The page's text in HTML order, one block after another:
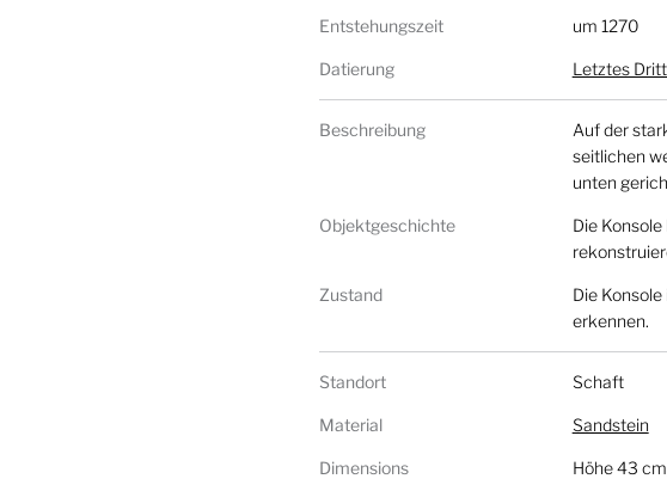
Entstehungszeit um 1270
Datierung Letztes
Beschreibung
Auf der
seitlichen
unten
Objektgeschichte
Die
Zustand
Die
erkennen.
Standort Schaft
Material Sandstein
Dimensions Höhe 43